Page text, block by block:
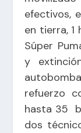
efectivos,
en tierra, 1
Súper
y
refuerzo
hasta 35
dos